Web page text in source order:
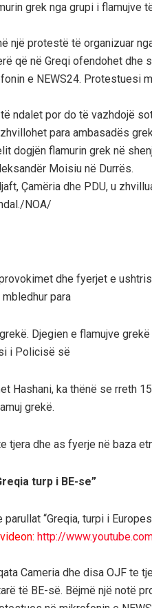
grek nga grupi i flamujve
një protestë të organizuar
që në Greqi ofendohet dhe
e NEWS24. Protestuesi
ndalet por do të vazhdojë
para ambasadës
dogjën flamurin grek në
Moisiu në Durrës.
Çamëria dhe PDU, u
NOA/
dhe fyerjet e
para
Djegien e flamujve
i Policisë së
Hashani, ka thënë se rreth
grekë.
tjera dhe as fyerje në baza
turp i BE-se”
“Greqia, turpi i
http://
Cameria dhe disa OJF te
të BE-së. Bëjmë një notë